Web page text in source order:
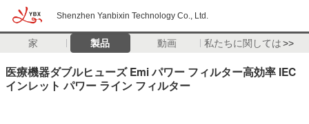
Shenzhen Yanbixin Technology Co., Ltd.
家 製品 動画 私たちに関しては>>
医療機器ダブルヒューズ Emi パワー フィルター高効率 IEC
インレット パワー ライン フィルター